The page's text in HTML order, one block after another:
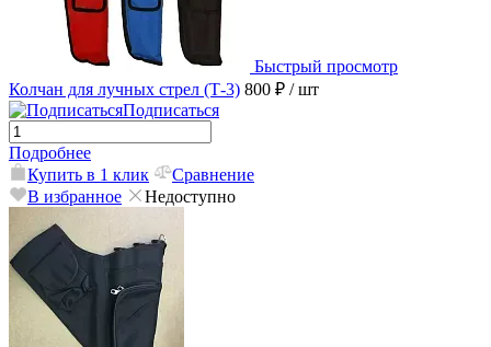
Быстрый просмотр
Колчан для лучных стрел (Т-3) 800 ₽ / шт
Подписаться
Подробнее
Купить в 1 клик
Сравнение
В избранное
Недоступно